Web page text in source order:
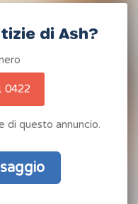
di Ash?
0422
di questo annuncio.